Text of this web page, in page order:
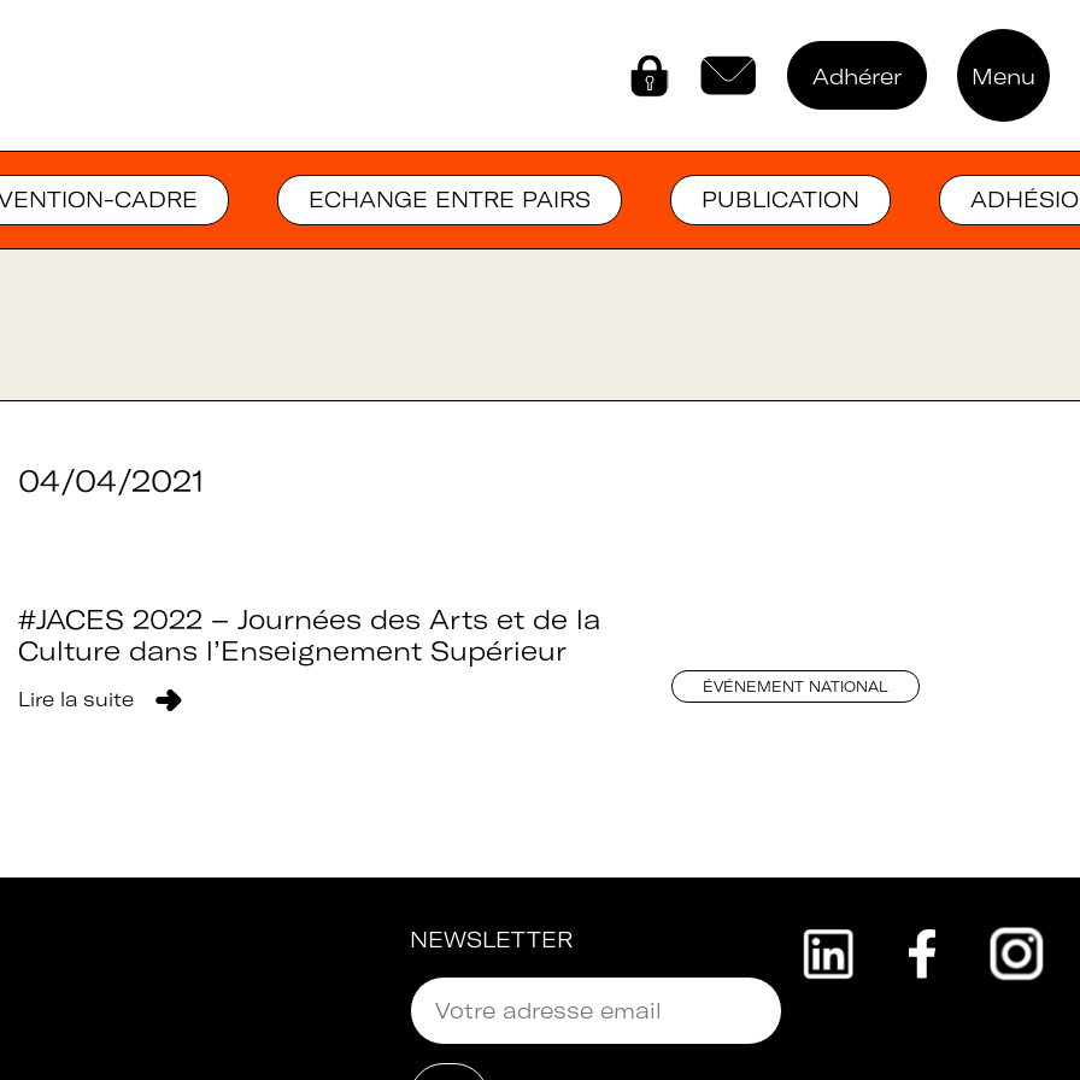
Adhérer à Art + Université + Culture, c’est :
Connectez-vous
Contactez-nous
Adhérer Menu
CADRE ECHANGE ENTRE PAIRS PUBLICATION
04/04/2021
#JACES 2022 – Journées des Arts et de la
Culture dans l’Enseignement Supérieur
Lire la suite
ÉVÉNEMENT NATIONAL
NEWSLETTER